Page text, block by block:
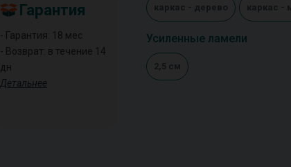
Гарантия
- Гарантия: 18 мес
- Возврат: в течение 14
дн
Детальнее
каркас - дерево каркас -
Усиленные ламели
2,5 см